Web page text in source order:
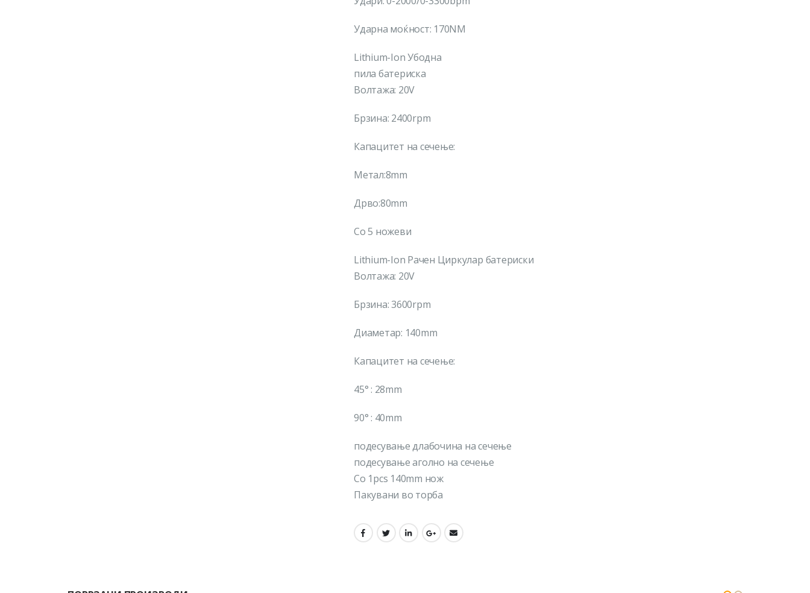
Ударна моќност: 170NM
Lithium-Ion Убодна
пила батериска
Волтажа: 20V
Брзина: 2400rpm
Капацитет на сечење:
Метал:8mm
Дрво:80mm
Со 5 ножеви
Lithium-Ion Рачен Циркулар батериски
Волтажа: 20V
Брзина: 3600rpm
Диаметар: 140mm
Капацитет на сечење:
45° : 28mm
90° : 40mm
подесување длабочина на сечење
подесување аголно на сечење
Со 1pcs 140mm нож
Пакувани во торба